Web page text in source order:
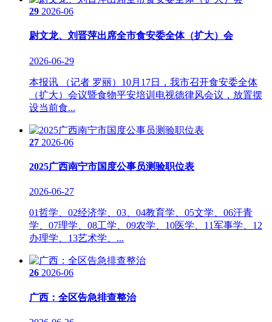
29 2026-06
尉文龙、刘晋萍出席全市食安委全体（扩大）会
2026-06-29
本报讯 （记者 罗丽）10月17日，我市召开食安委全体
（扩大）会议暨食物平安培训电视德律风会议，放置摆
设当前食...
27 2026-06
2025广西南宁市国度公事员测验职位表
2026-06-27
01哲学、02经济学、03、04教育学、05文学、06汗青
学、07理学、08工学、09农学、10医学、11军事学、12
办理学、13艺术学、...
26 2026-06
广西：全区告急排查整治